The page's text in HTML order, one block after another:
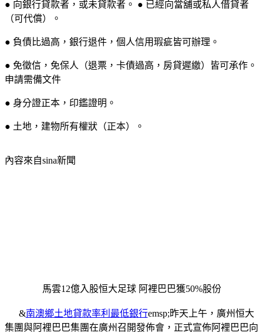
● 向銀行貸款者，或未貸款者。 ● 已經向當舖或私人借貸者
（可代償）。
● 負債比過高，銀行退件，個人信用瑕疵皆可辦理。
● 免徵信，免保人（退票，卡債過高，房貸遲繳）皆可承作。
申請需備文件
● 身分證正本，印鑑證明。
● 土地，建物所有權狀（正本）。
內容來自sina新聞
馬雲12億入股恒大足球 阿裡巴巴獲50%股份
&南澳鄉土地貸款率利最低銀行emsp;昨天上午，廣州恒大
集團與阿裡巴巴集團在廣州召開發佈會，正式宣佈阿裡巴巴向